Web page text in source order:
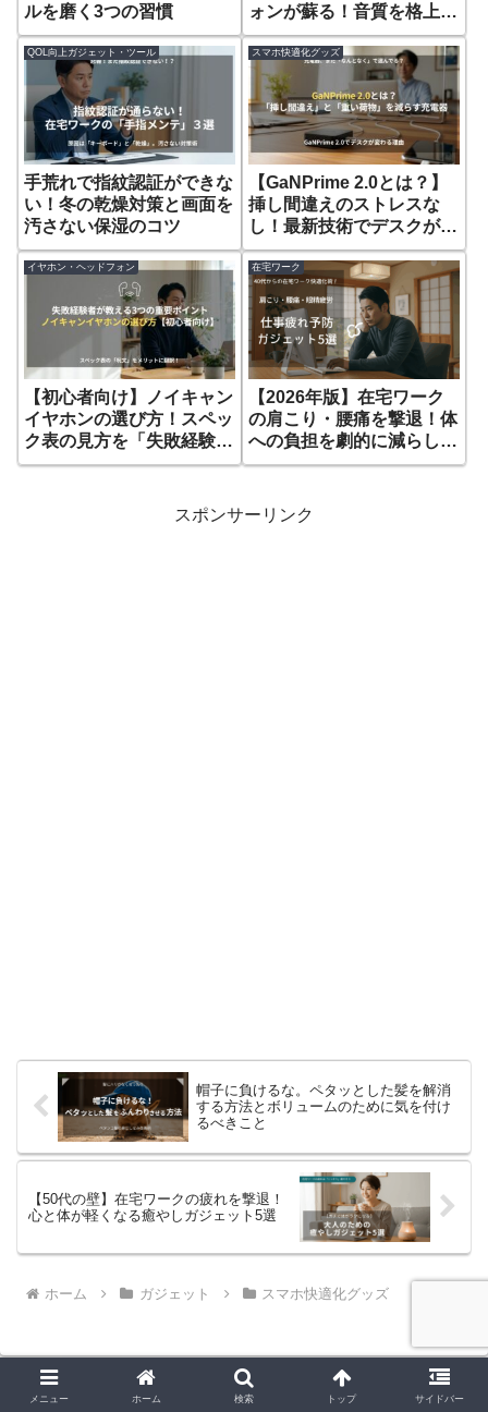
ルを磨く3つの習慣
ォンが蘇る！音質を格上げ
する『DAC』導入
QOL向上ガジェット・ツール
手荒れで指紋認証ができな
い！冬の乾燥対策と画面を
汚さない保湿のコツ
スマホ快適化グッズ
【GaNPrime 2.0とは？】
挿し間違えのストレスな
し！最新技術でデスクが劇
的に変わる理由
イヤホン・ヘッドフォン
【初心者向け】ノイキャン
イヤホンの選び方！スペッ
ク表の見方を「失敗経験
者」が3点に絞って解説
在宅ワーク
【2026年版】在宅ワーク
の肩こり・腰痛を撃退！体
への負担を劇的に減らし効
率化するガジェット5選
スポンサーリンク
帽子に負けるな。ペタッとした髪を解消
する方法とボリュームのために気を付け
るべきこと
【50代の壁】在宅ワークの疲れを撃退！
心と体が軽くなる癒やしガジェット5選
ホーム ガジェット スマホ快適化グッズ
メニュー ホーム 検索 トップ サイドバー